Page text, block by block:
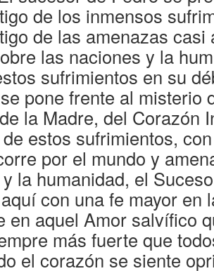
de los inmensos
de las amenazas
las naciones y la
sufrimientos en su
pone frente al misterio
la Madre, del Corazón
estos sufrimientos,
por el mundo y
la humanidad, el
con una fe mayor en
en aquel Amor salvífico
más fuerte que
el corazón se siente